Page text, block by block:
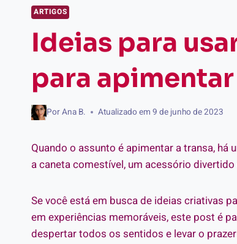
ARTIGOS
Ideias para
para
PorAna B. Atualizado em 9 de junho de 2023
Quando o assunto é apimentar a transa, há
a caneta comestível, um acessório divertido
Se você está em busca de ideias criativas
em experiências memoráveis, este post é
despertar todos os sentidos e levar o